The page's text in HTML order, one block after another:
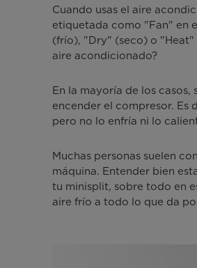
Ventilador
Cuando usas el aire
etiquetada como "Fan" en
(frío), "Dry" (seco) o "Heat"
aire acondicionado?
En la mayoría de los
encender el compresor. Es
pero no lo enfría ni lo
Muchas personas suelen
máquina. Entender bien
tu minisplit, sobre todo en
aire frío a todo lo que da